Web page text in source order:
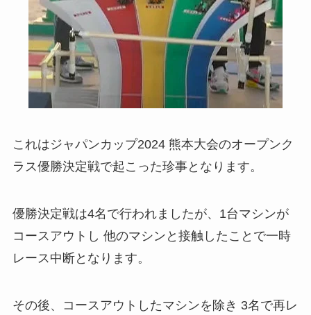
これはジャパンカップ2024 熊本大会のオープンク
ラス優勝決定戦で起こった珍事となります。
優勝決定戦は4名で行われましたが、1台マシンが
コースアウトし 他のマシンと接触したことで一時
レース中断となります。
その後、コースアウトしたマシンを除き 3名で再レ